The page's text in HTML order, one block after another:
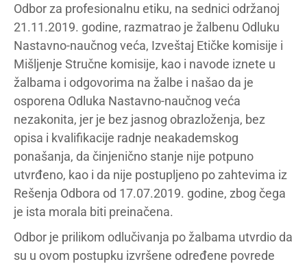
Odbor za profesionalnu etiku, na sednici održanoj
21.11.2019. godine, razmatrao je žalbenu Odluku
Nastavno-naučnog veća, Izveštaj Etičke komisije i
Mišljenje Stručne komisije, kao i navode iznete u
žalbama i odgovorima na žalbe i našao da je
osporena Odluka Nastavno-naučnog veća
nezakonita, jer je bez jasnog obrazloženja, bez
opisa i kvalifikacije radnje neakademskog
ponašanja, da činjenično stanje nije potpuno
utvrđeno, kao i da nije postupljeno po zahtevima iz
Rešenja Odbora od 17.07.2019. godine, zbog čega
je ista morala biti preinačena.
Odbor je prilikom odlučivanja po žalbama utvrdio da
su u ovom postupku izvršene određene povrede